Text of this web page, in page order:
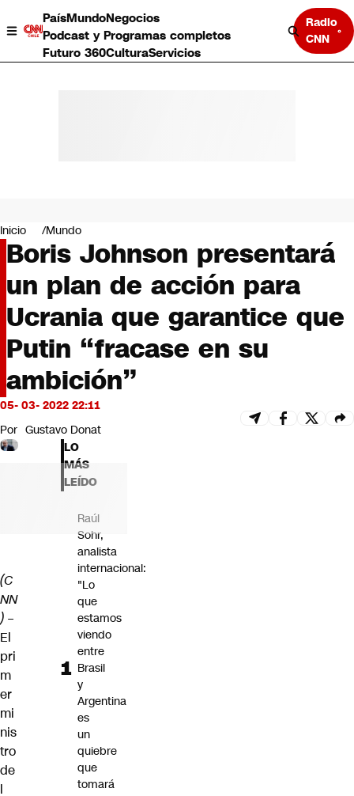
PaísMundoNegocios
Podcast y Programas completos
Futuro 360CulturaServicios
Radio
CNN
Negocios
Deportes
Programas completos
Cultura
Servicios
Bits
CNN tiempo
Futuro 360
Opinión
Inicio Mundo
Boris Johnson presentará
un plan de acción para
Ucrania que garantice que
Putin “fracase en su
ambición”
05- 03- 2022 22:11
Por Gustavo Donat
(C
NN
) –
El
pri
m
er
mi
nis
tro
de
l
LO
MÁS
LEÍDO
Raúl
Sohr,
analista
internacional:
"Lo
que
estamos
viendo
entre
Brasil
y
Argentina
es
un
quiebre
que
tomará